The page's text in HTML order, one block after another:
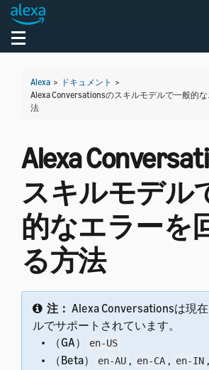
Toggle navigation
Alexa > ドキュメント >
Alexa Conversationsのスキルモデルで一般的
法
Alexa
スキルモデル
的なエラーを
る方法
注： Alexa Conversationsは現
ルでサポートされています。
• （GA）
en-US
• （Beta） en-AU , en-CA , en-IN ,
Welcome! Ask the DevAssistant